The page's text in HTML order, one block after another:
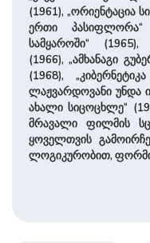
(1961), „ორიენტაცია
ერთი პასიფლორა“
სამყაროში“
(1966), „ამხანაგი
(1968),
ლაჟვარდოვანი უნდა
ახალი სიცოცხლე“
მრავალი ფილმის
ყოველთვის
ლოგიკურობით,